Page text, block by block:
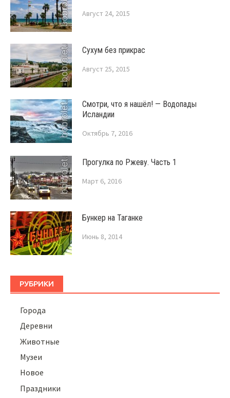
Август 24, 2015
Сухум без прикрас
Август 25, 2015
Смотри, что я нашёл! — Водопады
Исландии
Октябрь 7, 2016
Прогулка по Ржеву. Часть 1
Март 6, 2016
Бункер на Таганке
Июнь 8, 2014
РУБРИКИ
Города
Деревни
Животные
Музеи
Новое
Праздники